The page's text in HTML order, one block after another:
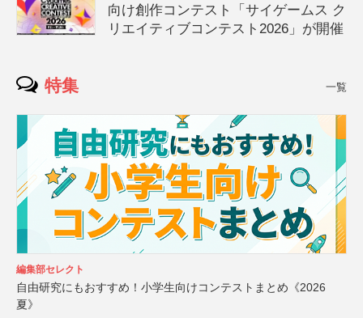
向け創作コンテスト「サイゲームス ク
リエイティブコンテスト2026」が開催
特集 一覧
編集部セレクト
自由研究にもおすすめ！小学生向けコンテストまとめ《2026
夏》